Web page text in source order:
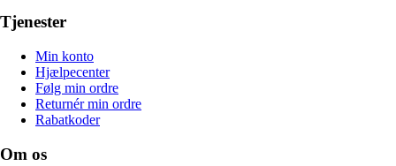
Tjenester
Min konto
Hjælpecenter
Følg min ordre
Returnér min ordre
Rabatkoder
Om os